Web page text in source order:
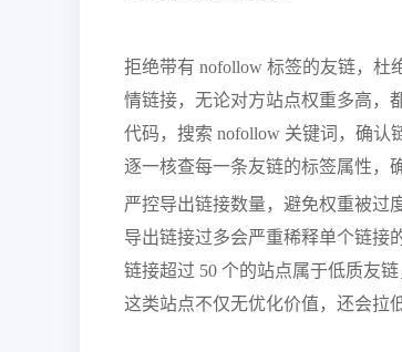
拒绝带有 nofollow 标签的友链，杜
情链接，无论对方站点权重多高，
代码，搜索 nofollow 关键词，确
逐一核查每一条友链的标签属性，
严控导出链接数量，避免权重被过
导出链接过多会严重稀释单个链接
链接超过 50 个的站点属于低质友
这类站点不仅无优化价值，还会拉